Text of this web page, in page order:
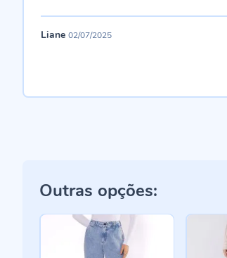
Liane 02/07/2025
Outras opções: